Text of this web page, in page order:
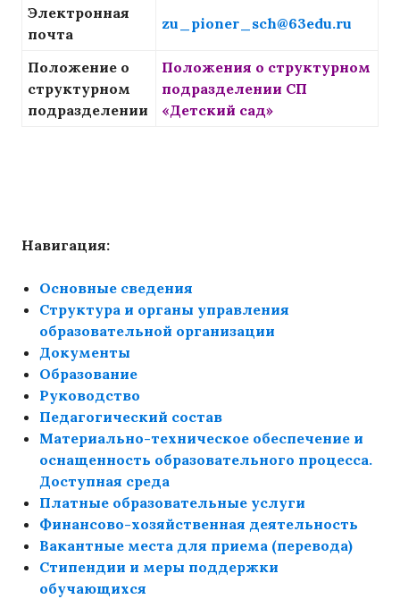
Электронная
почта
zu_pioner_sch@63edu.ru
Положение о
структурном
подразделении
Положения о структурном
подразделении СП
«Детский сад»
Навигация:
Основные сведения
Структура и органы управления
образовательной организации
Документы
Образование
Руководство
Педагогический состав
Материально-техническое обеспечение и
оснащенность образовательного процесса.
Доступная среда
Платные образовательные услуги
Финансово-хозяйственная деятельность
Вакантные места для приема (перевода)
Стипендии и меры поддержки
обучающихся